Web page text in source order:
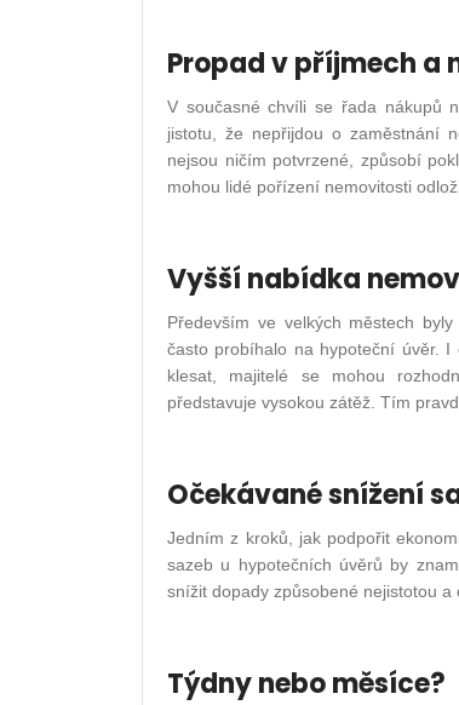
Propad v příjmech a
V současné chvíli se řada nákupů
jistotu, že nepřijdou o zaměstnání
nejsou ničím potvrzené, způsobí
mohou lidé pořízení nemovitosti
Vyšší nabídka
Především ve velkých městech
často probíhalo na hypoteční úvěr.
klesat, majitelé se mohou
představuje vysokou zátěž. Tím
Očekávané snížení
Jedním z kroků, jak podpořit
sazeb u hypotečních úvěrů by
snížit dopady způsobené nejistotou a
Týdny nebo měsíce?